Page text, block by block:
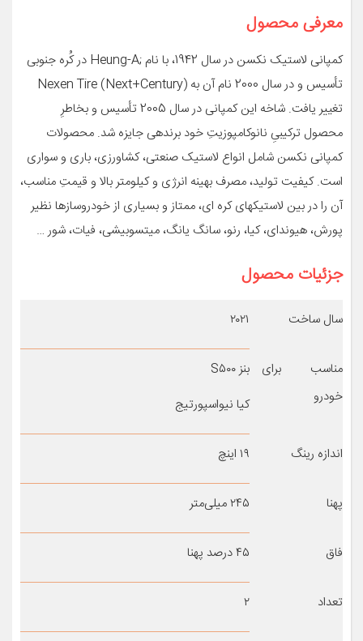
معرفی محصول
کمپانی لاستیک نکسن در سال 1942، با نام ;Heung-A در کُره­ جنوبی
تأسیس و در سال 2000 نام آن به Nexen Tire (Next+Century)
تغییر یافت. شاخه­ این کمپانی در سال 2005 تأسیس و بخاطرِ
محصول ترکیبیِ نانوکامپوزیتِ خود برنده­ی جایزه شد. محصولات
کمپانی نکسن شامل انواع لاستیک صنعتی، کشاورزی، باری و سواری
است. کیفیت تولید، مصرف بهینه انرژی و کیلومتر بالا و قیمتِ مناسب،
آن را در بین لاستیک­های کره ­ای، ممتاز و بسیاری از خودروسازها نظیر
پورش، هیوندای، کیا، رنو، سانگ یانگ، میتسوبیشی، فیات، شور …
جزئیات محصول
سال ساخت ۲۰۲۱
مناسب برای
خودرو
بنز S۵۰۰
کیا نیواسپورتیج
اندازه رینگ ۱۹ اینچ
پهنا ۲۴۵ میلی‌متر
فاق ۴۵ درصد پهنا
تعداد ۲